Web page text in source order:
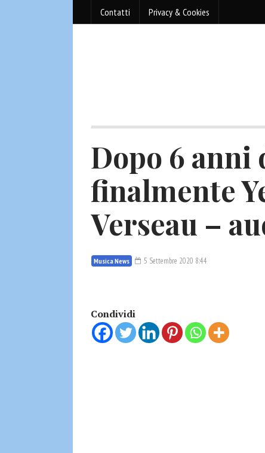
Contatti Privacy & Cookies
Dopo 6 anni
finalmente
Verseau –
Musica News 5 Settembre 2020 8:44
Condividi